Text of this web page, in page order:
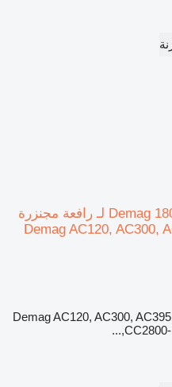
وحدة التحكم Demag سي سي 1800 Demag لـ رافعة مجنزرة
Demag AC120, AC300,
Demag AC120, AC300,
CC2800-